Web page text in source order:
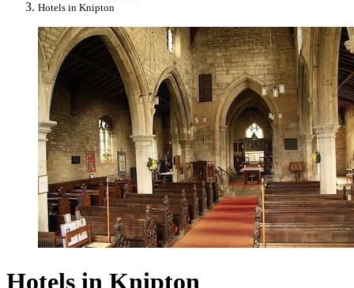
Hotels in Knipton
Hotels in Knipton